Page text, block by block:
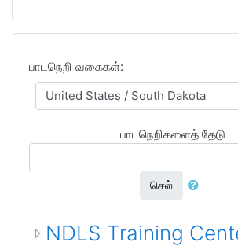
பாடநெறி வகைகள்:
பாடநெறிகளைத் தேடு
செல்
NDLS Training